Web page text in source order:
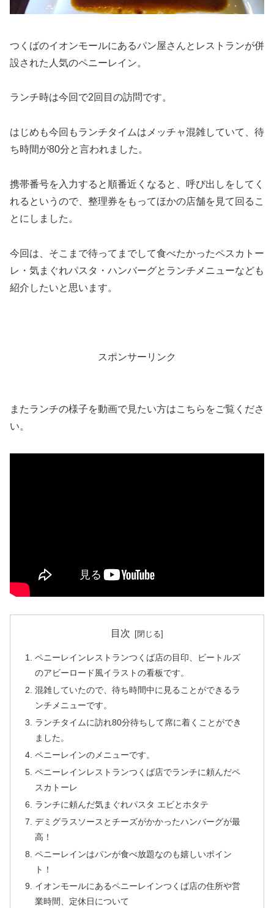
つくばのイオンモールにあるパン屋さんとレストランが併
設された人気のペニーレイン。
ランチ時は今回で2回目の訪問です。
はじめも今回もランチタイムはメッチャ混雑していて、待
ち時間が80分と言われました。
携帯番号を入力すると順番近くなると、呼び出しをしてく
れるというので、整理券をもってほかの店舗を見て回るこ
とにしました。
今回は、そこまで待ってまでして食べたかったペスカトー
レ・気まぐれパスタ・ハンバーグとランチメニューなども
紹介したいと思います。
スポンサーリンク
またランチの様子を動画で見たい方はこちらをご覧くださ
い。
目次
ペニーレインレストランつくば店の目印、ビートルズ
のアビーロード風イラストの看板です。
混雑していたので、待ち時間中に見ることができるラ
ンチメニューです。
ランチタイムに訪れ80分待ちして席に着くことができ
ました。
ペニーレインのメニューです。
ペニーレインレストランつくば店でランチに頼んだペ
スカトーレ
ランチに頼んだ気まぐれパスタ エビとホタテ
デミグラスソースとチーズがかかったハンバーグが最
高！
ペニーレインはパンが食べ放題なのも嬉しいポイン
ト！
イオンモールにあるペニーレインつくば店の住所や営
業時間、定休日について